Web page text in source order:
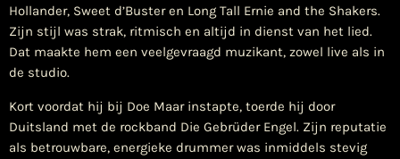
Hollander, Sweet d’Buster en Long Tall Ernie and the Shakers.
Zijn stijl was strak, ritmisch en altijd in dienst van het lied.
Dat maakte hem een veelgevraagd muzikant, zowel live als in
de studio.
Kort voordat hij bij Doe Maar instapte, toerde hij door
Duitsland met de rockband Die Gebrüder Engel. Zijn reputatie
als betrouwbare, energieke drummer was inmiddels stevig